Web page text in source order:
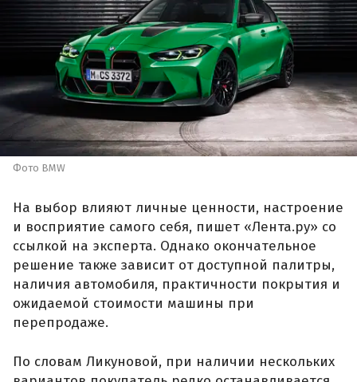
Фото BMW
На выбор влияют личные ценности, настроение
и восприятие самого себя, пишет «Лента.ру» со
ссылкой на эксперта. Однако окончательное
решение также зависит от доступной палитры,
наличия автомобиля, практичности покрытия и
ожидаемой стоимости машины при
перепродаже.
По словам Ликуновой, при наличии нескольких